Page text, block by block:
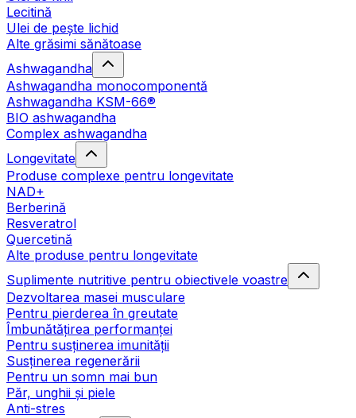
Lecitină
Ulei de pește lichid
Alte grăsimi sănătoase
Ashwagandha
Ashwagandha monocomponentă
Ashwagandha KSM-66®
BIO ashwagandha
Complex ashwagandha
Longevitate
Produse complexe pentru longevitate
NAD+
Berberină
Resveratrol
Quercetină
Alte produse pentru longevitate
Suplimente nutritive pentru obiectivele voastre
Dezvoltarea masei musculare
Pentru pierderea în greutate
Îmbunătățirea performanței
Pentru susținerea imunității
Susținerea regenerării
Pentru un somn mai bun
Păr, unghii și piele
Anti-stres